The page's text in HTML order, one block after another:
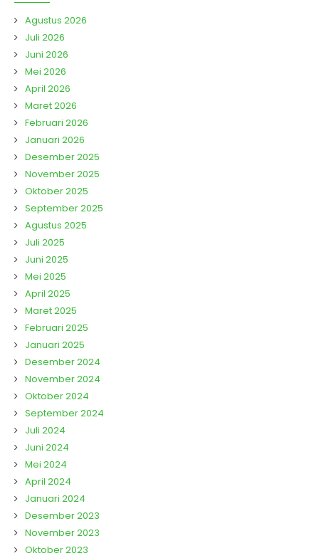
Agustus 2026
Juli 2026
Juni 2026
Mei 2026
April 2026
Maret 2026
Februari 2026
Januari 2026
Desember 2025
November 2025
Oktober 2025
September 2025
Agustus 2025
Juli 2025
Juni 2025
Mei 2025
April 2025
Maret 2025
Februari 2025
Januari 2025
Desember 2024
November 2024
Oktober 2024
September 2024
Juli 2024
Juni 2024
Mei 2024
April 2024
Januari 2024
Desember 2023
November 2023
Oktober 2023